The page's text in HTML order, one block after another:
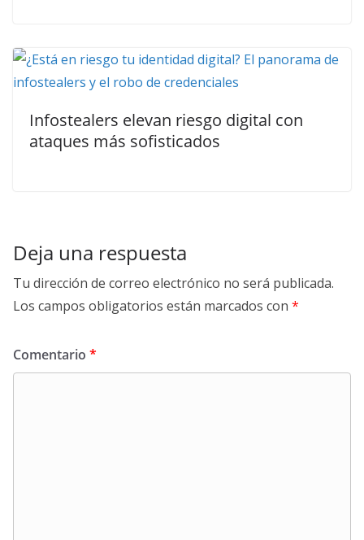
Infostealers elevan riesgo digital con
ataques más sofisticados
Deja una respuesta
Tu dirección de correo electrónico no será publicada.
Los campos obligatorios están marcados con *
Comentario *